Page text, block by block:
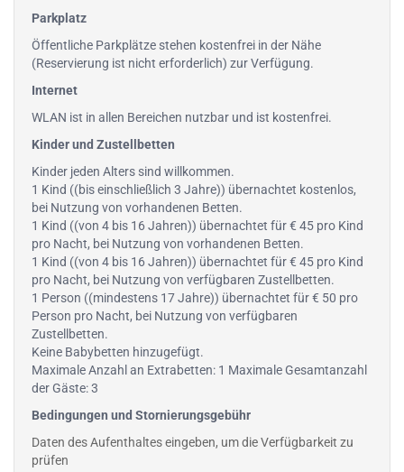
Parkplatz
Öffentliche Parkplätze stehen kostenfrei in der Nähe
(Reservierung ist nicht erforderlich) zur Verfügung.
Internet
WLAN ist in allen Bereichen nutzbar und ist kostenfrei.
Kinder und Zustellbetten
Kinder jeden Alters sind willkommen.
1 Kind ((bis einschließlich 3 Jahre)) übernachtet kostenlos,
bei Nutzung von vorhandenen Betten.
1 Kind ((von 4 bis 16 Jahren)) übernachtet für € 45 pro Kind
pro Nacht, bei Nutzung von vorhandenen Betten.
1 Kind ((von 4 bis 16 Jahren)) übernachtet für € 45 pro Kind
pro Nacht, bei Nutzung von verfügbaren Zustellbetten.
1 Person ((mindestens 17 Jahre)) übernachtet für € 50 pro
Person pro Nacht, bei Nutzung von verfügbaren
Zustellbetten.
Keine Babybetten hinzugefügt.
Maximale Anzahl an Extrabetten: 1 Maximale Gesamtanzahl
der Gäste: 3
Bedingungen und Stornierungsgebühr
Daten des Aufenthaltes eingeben, um die Verfügbarkeit zu
prüfen